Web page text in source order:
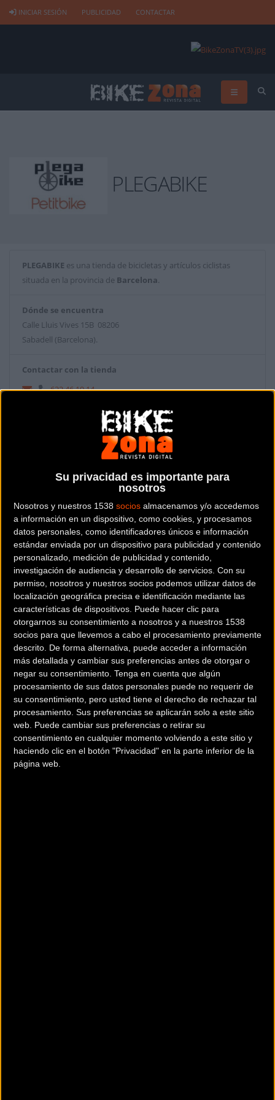
Su privacidad es importante para
nosotros
Nosotros y nuestros 1538 socios almacenamos y/o accedemos
a información en un dispositivo, como cookies, y procesamos
datos personales, como identificadores únicos e información
estándar enviada por un dispositivo para publicidad y contenido
personalizado, medición de publicidad y contenido,
investigación de audiencia y desarrollo de servicios. Con su
permiso, nosotros y nuestros socios podemos utilizar datos de
localización geográfica precisa e identificación mediante las
características de dispositivos. Puede hacer clic para
otorgarnos su consentimiento a nosotros y a nuestros 1538
socios para que llevemos a cabo el procesamiento previamente
descrito. De forma alternativa, puede acceder a información
más detallada y cambiar sus preferencias antes de otorgar o
negar su consentimiento. Tenga en cuenta que algún
procesamiento de sus datos personales puede no requerir de
su consentimiento, pero usted tiene el derecho de rechazar tal
procesamiento. Sus preferencias se aplicarán solo a este sitio
web. Puede cambiar sus preferencias o retirar su
consentimiento en cualquier momento volviendo a este sitio y
haciendo clic en el botón "Privacidad" en la parte inferior de la
página web.
INICIAR SESIÓN PUBLICIDAD CONTACTAR
PLEGABIKE
PLEGABIKE es una tienda de bicicletas y artículos ciclistas
situada en la provincia de Barcelona.
Dónde se encuentra
Calle Lluis Vives 15B 08206
Sabadell (Barcelona).
Contactar con la tienda
622 46 19 14
Web y RRSS de la tienda
Terms of use © 1987–2026 HERE
¿Eres el propietario de esta tienda? Descubre cómo hacerte tienda
Premium para llegar a más clientes.
Comercios Bz Premium
MC SKI BIKE